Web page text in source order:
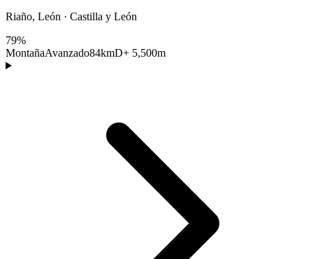
Riaño, León · Castilla y León
79%
MontañaAvanzado84kmD+ 5,500m